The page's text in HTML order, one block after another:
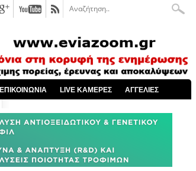
ΕΠΙΚΟΙΝΩΝΙΑ LIVE ΚΑΜΕΡΕΣ ΑΓΓΕΛΙΕΣ